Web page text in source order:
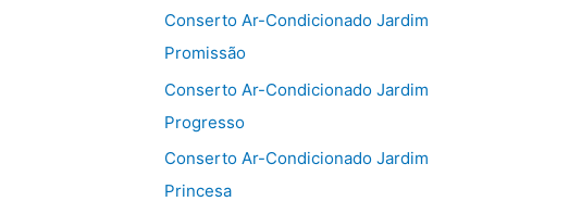
Conserto Ar-Condicionado Jardim
Promissão
Conserto Ar-Condicionado Jardim
Progresso
Conserto Ar-Condicionado Jardim
Princesa